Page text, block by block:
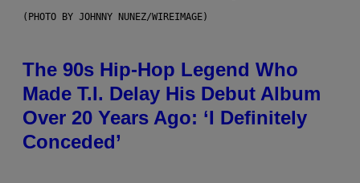
(PHOTO BY JOHNNY NUNEZ/WIREIMAGE)
The 90s Hip-Hop Legend Who
Made T.I. Delay His Debut Album
Over 20 Years Ago: ‘I Definitely
Conceded’